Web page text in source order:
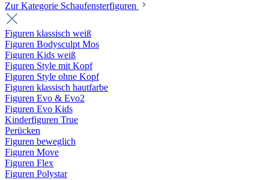
Zur Kategorie Schaufenster­figuren
Figuren klassisch weiß
Figuren Bodysculpt Mos
Figuren Kids weiß
Figuren Style mit Kopf
Figuren Style ohne Kopf
Figuren klassisch hautfarbe
Figuren Evo & Evo2
Figuren Evo Kids
Kinderfiguren True
Perücken
Figuren beweglich
Figuren Move
Figuren Flex
Figuren Polystar